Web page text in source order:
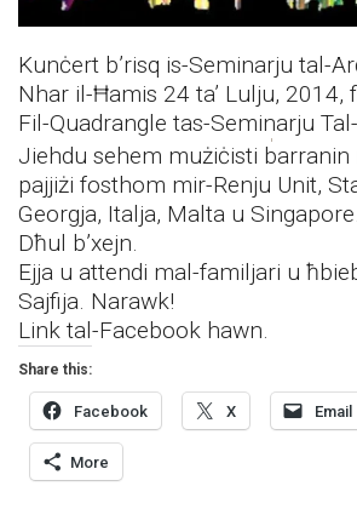
Kunċert b’risq is-Seminarju tal-
Nhar il-Ħamis 24 ta’ Lulju, 2014,
Fil-Quadrangle tas-Seminarju
Jiehdu sehem mużiċisti barranin
pajjiżi fosthom mir-Renju Unit,
Georgja, Italja, Malta u Singapore.
Dħul b’xejn.
Ejja u attendi mal-familjari u
Sajfija. Narawk!
Link tal-Facebook hawn.
Share this:
Facebook X Email
More